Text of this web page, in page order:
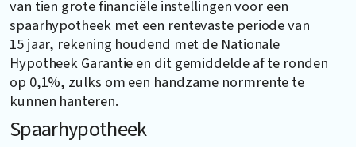
van tien grote financiële instellingen voor een
spaarhypotheek met een rentevaste periode van
15 jaar, rekening houdend met de Nationale
Hypotheek Garantie en dit gemiddelde af te ronden
op 0,1%, zulks om een handzame normrente te
kunnen hanteren.
Spaarhypotheek